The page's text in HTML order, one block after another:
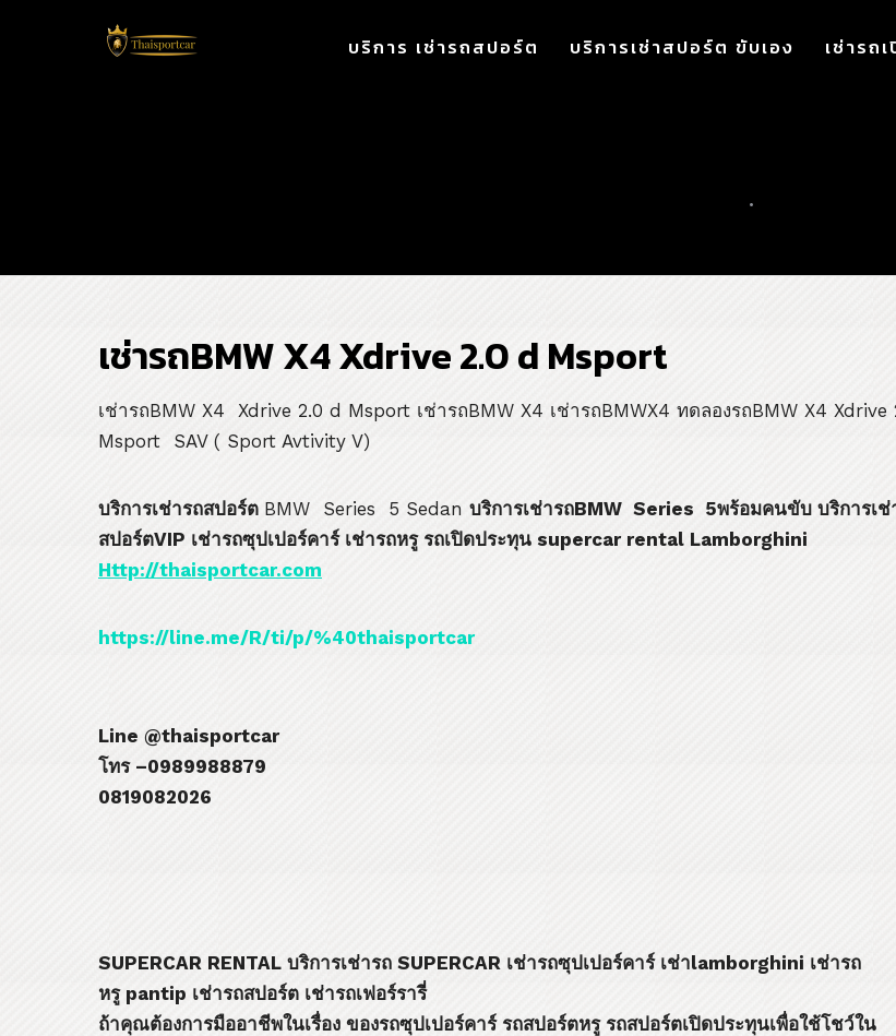
บริการ เช่ารถสปอร์ต บริการเช่าสปอร์ต ขับเอง เช่ารถ
•
เช่ารถBMW X4 Xdrive 2.0 d Msport
เช่ารถBMW X4 Xdrive 2.0 d Msport เช่ารถBMW X4 เช่ารถBMWX4 ทดลองรถBMW X4 Xdrive
Msport SAV ( Sport Avtivity V)
บริการเช่ารถสปอร์ต BMW Series 5 Sedan บริการเช่ารถBMW Series 5พร้อมคนขับ บริการเช่
สปอร์ตVIP เช่ารถซุปเปอร์คาร์ เช่ารถหรู รถเปิดประทุน supercar rental Lamborghini
Http://thaisportcar.com
https://line.me/R/ti/p/%40thaisportcar
Line @thaisportcar
โทร –0989988879
0819082026
SUPERCAR RENTAL บริการเช่ารถ SUPERCAR เช่ารถซุปเปอร์คาร์ เช่าlamborghini เช่ารถ
หรูpantip เช่ารถสปอร์ต เช่ารถเฟอร์รารี่
ถ้าคุณต้องการมืออาชีพในเรื่อง ของรถซุปเปอร์คาร์ รถสปอร์ตหรู รถสปอร์ตเปิดประทุนเพื่อใช้โชว์ใน